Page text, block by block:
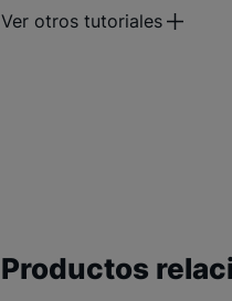
Ver otros tutoriales
Productos